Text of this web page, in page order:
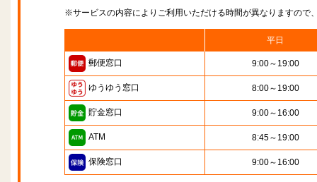
※サービスの内容によりご利用いただける時間が異なりますので
平日
郵便窓口 9:00～19:00
ゆうゆう窓口 8:00～19:00
貯金窓口 9:00～16:00
ATM 8:45～19:00
保険窓口 9:00～16:00